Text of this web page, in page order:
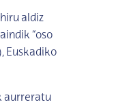
aldiz
“oso
Euskadiko
aurreratu